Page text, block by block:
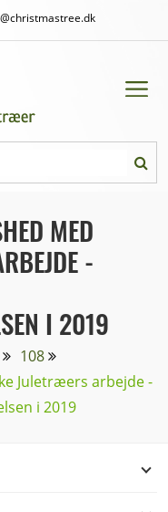
MED
-
I 2019
108
Juletræers arbejde -
i 2019